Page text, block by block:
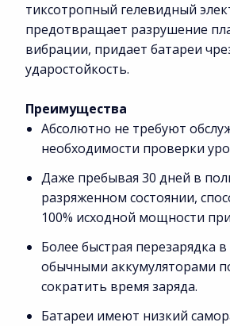
тиксотропный гелевидный
предотвращает разрушение
вибрации, придает батареи
ударостойкость.
Преимущества
Абсолютно не требуют
необходимости проверки
Даже пребывая 30 дней в
разряженном состоянии,
100% исходной мощности
Более быстрая перезарядка
обычными аккумуляторами
сократить время заряда.
Батареи имеют низкий